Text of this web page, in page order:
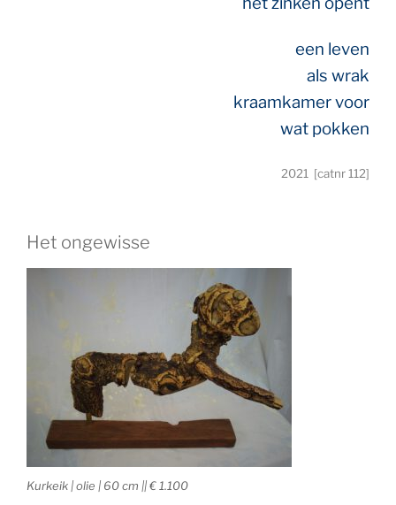
een leven
als wrak
kraamkamer voor
wat pokken
2021 [catnr 112]
Het ongewisse
Kurkeik | olie | 60 cm || € 1.100